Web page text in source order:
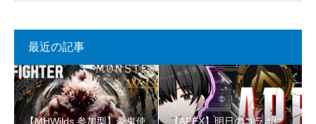
最近の記事
【MHWilds 参加型】豪鬼使
【APEX】明日のコラボに